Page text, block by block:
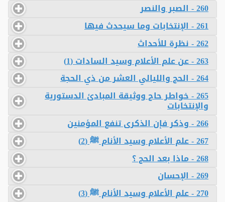
260 - الصبر والنصر
261 - الإنتخابات وما سيحدث فيها
262 - نظرة للأحداث
263 - عن علم الأعلام وسيد السادات (1)
264 - الحج والليالي العشر من ذي الحجة
265 - خواطر حاج ووثيقة المبادئ الدستورية
والإنتخابات
266 - وذكر فإن الذكرى تنفع المؤمنين
267 - علم الأعلام وسيد الأنام ﷺ (2)
268 - ماذا بعد الحج ؟
269 - الإحسان
270 - علم الأعلام وسيد الأنام ﷺ (3)